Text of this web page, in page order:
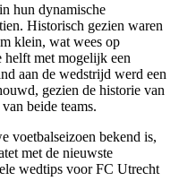
hun dynamische
Historisch gezien waren
klein, wat wees op
helft met mogelijk een
aan de wedstrijd werd een
gezien de historie van
beide teams.
voetbalseizoen bekend is,
met de nieuwste
wedtips voor FC Utrecht